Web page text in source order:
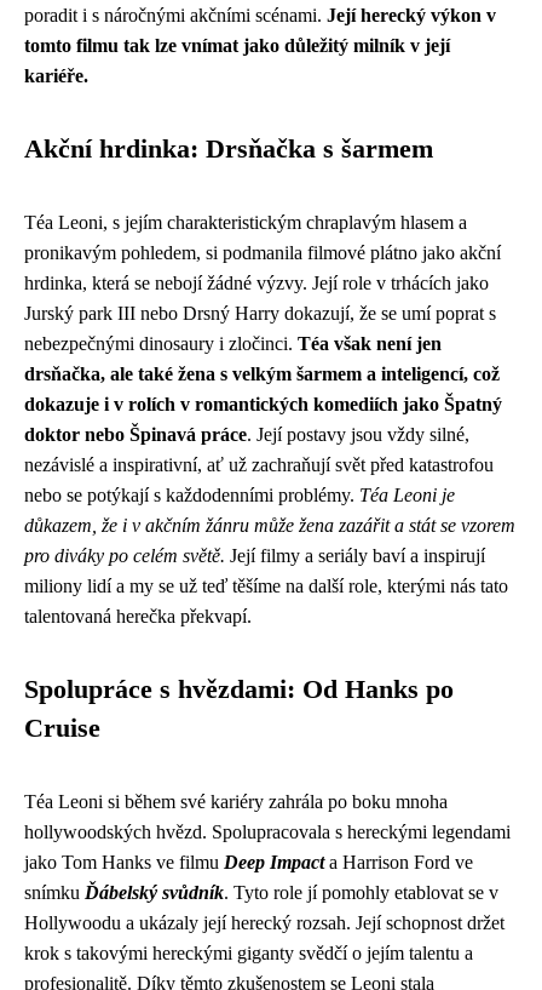
poradit i s náročnými akčními scénami. Její herecký výkon v
tomto filmu tak lze vnímat jako důležitý milník v její
kariéře.
Akční hrdinka: Drsňačka s šarmem
Téa Leoni, s jejím charakteristickým chraplavým hlasem a
pronikavým pohledem, si podmanila filmové plátno jako akční
hrdinka, která se nebojí žádné výzvy. Její role v trhácích jako
Jurský park III nebo Drsný Harry dokazují, že se umí poprat s
nebezpečnými dinosaury i zločinci. Téa však není jen
drsňačka, ale také žena s velkým šarmem a inteligencí, což
dokazuje i v rolích v romantických komediích jako Špatný
doktor nebo Špinavá práce. Její postavy jsou vždy silné,
nezávislé a inspirativní, ať už zachraňují svět před katastrofou
nebo se potýkají s každodenními problémy. Téa Leoni je
důkazem, že i v akčním žánru může žena zazářit a stát se vzorem
pro diváky po celém světě. Její filmy a seriály baví a inspirují
miliony lidí a my se už teď těšíme na další role, kterými nás tato
talentovaná herečka překvapí.
Spolupráce s hvězdami: Od Hanks po
Cruise
Téa Leoni si během své kariéry zahrála po boku mnoha
hollywoodských hvězd. Spolupracovala s hereckými legendami
jako Tom Hanks ve filmu Deep Impacta Harrison Ford ve
snímku Ďábelský svůdník. Tyto role jí pomohly etablovat se v
Hollywoodu a ukázaly její herecký rozsah. Její schopnost držet
krok s takovými hereckými giganty svědčí o jejím talentu a
profesionalitě. Díky těmto zkušenostem se Leoni stala